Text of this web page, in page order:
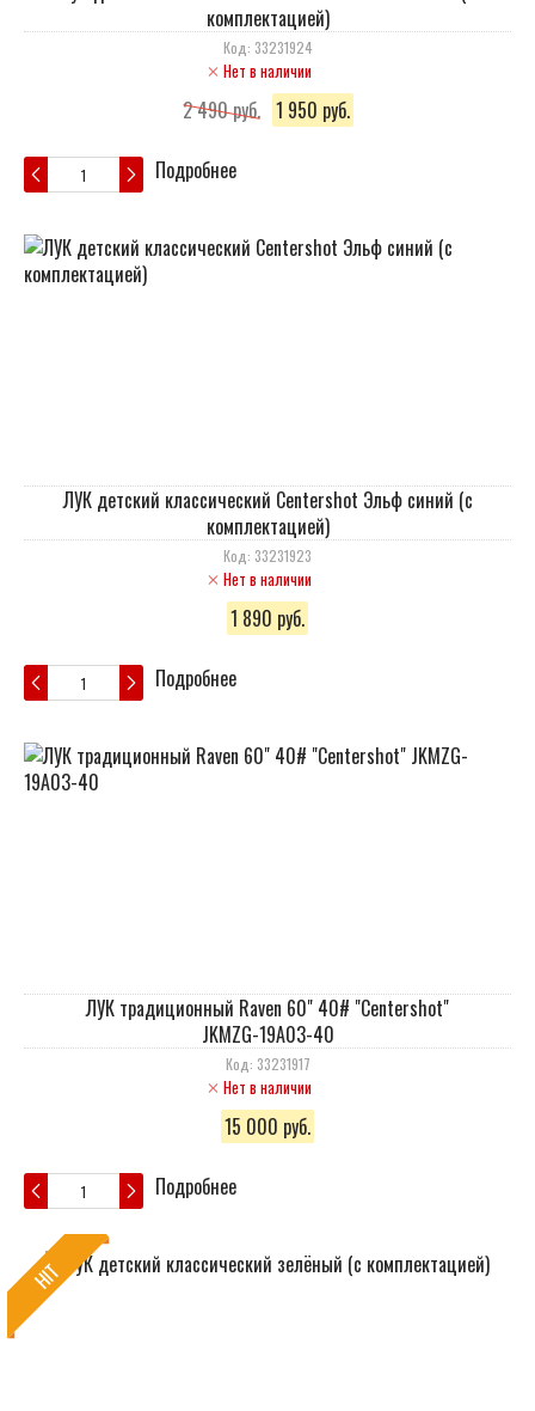
комплектацией)
Код: 33231924
Нет в наличии
2 490 руб. 1 950 руб.
Подробнее
ЛУК детский классический Centershot Эльф синий (с
комплектацией)
Код: 33231923
Нет в наличии
1 890 руб.
Подробнее
ЛУК традиционный Raven 60" 40# "Centershot"
JKMZG-19A03-40
Код: 33231917
Нет в наличии
15 000 руб.
Подробнее
HIT